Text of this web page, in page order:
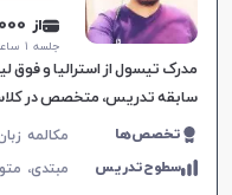
از 625,000 تومان
جلسه ۱ ساعتی
سابقه تدریس، متخصص در
تمام سطوح، یادگیری موثر را
تخصص‌ها
سطوح‌تدریس مبتدی،